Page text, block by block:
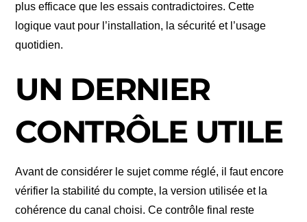
plus efficace que les essais contradictoires. Cette
logique vaut pour l’installation, la sécurité et l’usage
quotidien.
UN DERNIER
CONTRÔLE UTILE
Avant de considérer le sujet comme réglé, il faut encore
vérifier la stabilité du compte, la version utilisée et la
cohérence du canal choisi. Ce contrôle final reste